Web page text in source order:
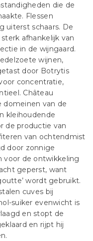
die de
Flessen
uiterst schaars. De
afhankelijk van
in de wijngaard.
wijnen,
door Botrytis
concentratie,
Château
domeinen van de
kleihoudende
de productie van
van ochtendmist
door zonnige
voor de ontwikkeling
geperst, want
wordt gebruikt.
cuves bij
suiker evenwicht is
en stopt de
en rijpt hij